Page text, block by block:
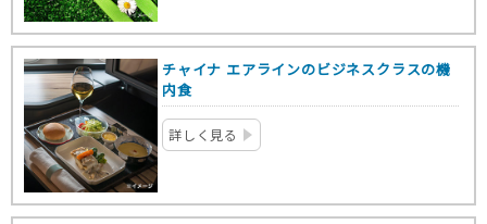
チャイナ エアラインのビジネスクラスの機
内食
詳しく見る